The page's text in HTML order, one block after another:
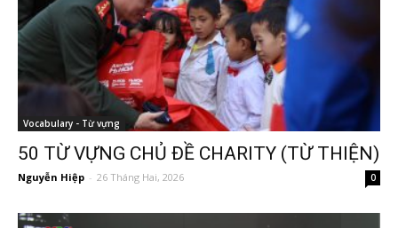
Vocabulary - Từ vựng
50 TỪ VỰNG CHỦ ĐỀ CHARITY (TỪ THIỆN)
Nguyễn Hiệp - 26 Tháng Hai, 2026 0